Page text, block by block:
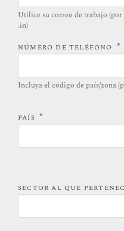
Utilice su correo de trabajo (por
.in)
NÚMERO DE TELÉFONO *
Incluya el código de país/zona
PAÍS *
SECTOR AL QUE